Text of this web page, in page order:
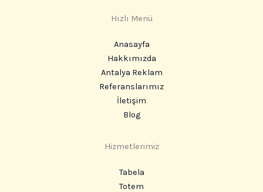
Hızlı Menü
Anasayfa
Hakkımızda
Antalya Reklam
Referanslarımız
İletişim
Blog
Hizmetlerimiz
Tabela
Totem